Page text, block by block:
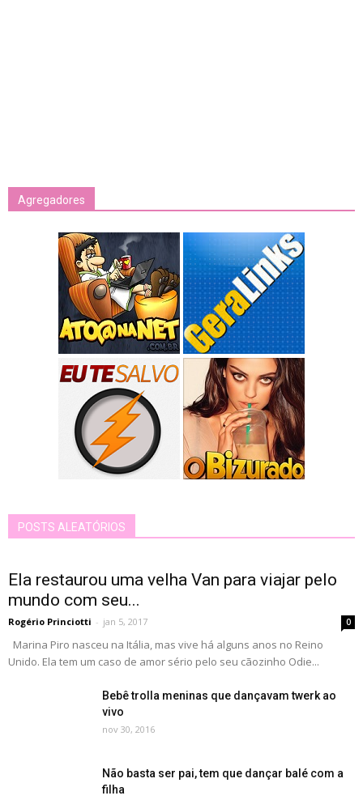
Agregadores
POSTS ALEATÓRIOS
Ela restaurou uma velha Van para viajar pelo
mundo com seu...
Rogério Princiotti - jan 5, 2017 0
Marina Piro nasceu na Itália, mas vive há alguns anos no Reino
Unido. Ela tem um caso de amor sério pelo seu cãozinho Odie...
Bebê trolla meninas que dançavam twerk ao
vivo
nov 30, 2016
Não basta ser pai, tem que dançar balé com a
filha